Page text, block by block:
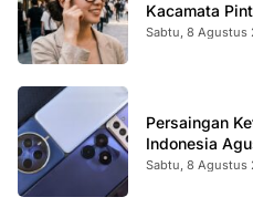
Kacamata
Sabtu, 8 Agustus
Persaingan
Indonesia
Sabtu, 8 Agustus